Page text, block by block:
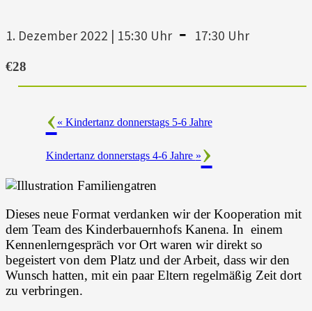
1. Dezember 2022 | 15:30 Uhr - 17:30 Uhr
€28
« Kindertanz donnerstags 5-6 Jahre
Kindertanz donnerstags 4-6 Jahre »
Dieses neue Format verdanken wir der Kooperation mit
dem Team des Kinderbauernhofs Kanena. In einem
Kennenlerngespräch vor Ort waren wir direkt so
begeistert von dem Platz und der Arbeit, dass wir den
Wunsch hatten, mit ein paar Eltern regelmäßig Zeit dort
zu verbringen.